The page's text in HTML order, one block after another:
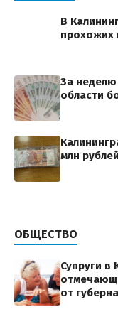
В
прохожих
За
области
млн
ОБЩЕСТВО
Супруги в
от